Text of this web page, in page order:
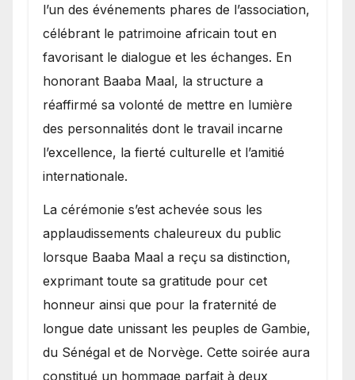
l’un des événements phares de l’association,
célébrant le patrimoine africain tout en
favorisant le dialogue et les échanges. En
honorant Baaba Maal, la structure a
réaffirmé sa volonté de mettre en lumière
des personnalités dont le travail incarne
l’excellence, la fierté culturelle et l’amitié
internationale.
​La cérémonie s’est achevée sous les
applaudissements chaleureux du public
lorsque Baaba Maal a reçu sa distinction,
exprimant toute sa gratitude pour cet
honneur ainsi que pour la fraternité de
longue date unissant les peuples de Gambie,
du Sénégal et de Norvège. Cette soirée aura
constitué un hommage parfait à deux